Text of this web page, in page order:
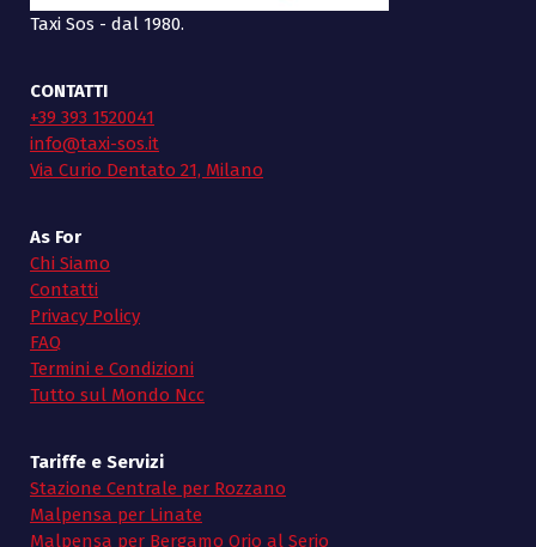
Taxi Sos - dal 1980.
CONTATTI
+39 393 1520041
info@taxi-sos.it
Via Curio Dentato 21, Milano
As For
Chi Siamo
Contatti
Privacy Policy
FAQ
Termini e Condizioni
Tutto sul Mondo Ncc
Tariffe e Servizi
Stazione Centrale per Rozzano
Malpensa per Linate
Malpensa per Bergamo Orio al Serio